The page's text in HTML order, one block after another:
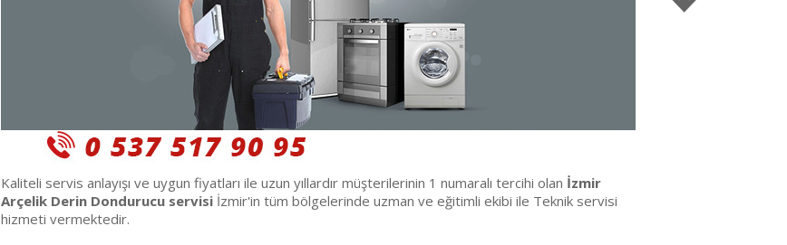
Kaliteli servis anlayışı ve uygun fiyatları ile uzun yıllardır müşterilerinin 1 numaralı tercihi olan İzmir
Arçelik Derin Dondurucu servisi İzmir'in tüm bölgelerinde uzman ve eğitimli ekibi ile Teknik servisi
hizmeti vermektedir.